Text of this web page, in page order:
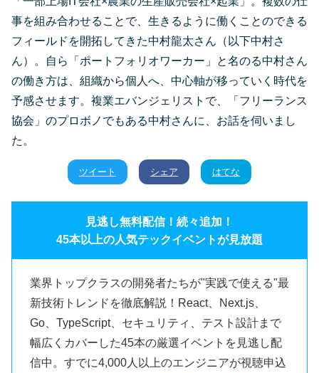
事を組み合わせることで、生きるように働くことのできる
フィールドを開拓してきた中村龍太さん（以下中村さ
ん）。自ら「ポートフォリオワーカー」と名のる中村さん
の働き方は、組織から個人へ、中心軸が移っていく時代を
予感させます。複業エバンジェリストで、「フリーランス
協会」のプロボノでもある中村さんに、お話を伺いまし
た。
ツイート シェア はてな
見逃し無料配信！続々追加！
45本以上の人気テックイベントが見放題
業界トップクラスの開発者たちが"実践で使える"最
新技術トレンドを徹底解説！React、Next.js、
Go、TypeScript、セキュリティ、テスト設計まで
幅広くカバーした45本の厳選イベントを見逃し配
信中。すでに4,000人以上のエンジニアが視聴申込